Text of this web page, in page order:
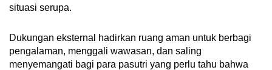
situasi serupa.
Dukungan eksternal hadirkan ruang aman untuk berbagi
pengalaman, menggali wawasan, dan saling
menyemangati bagi para pasutri yang perlu tahu bahwa